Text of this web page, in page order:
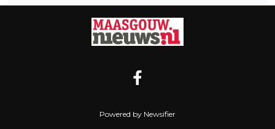
Powered by Newsifier